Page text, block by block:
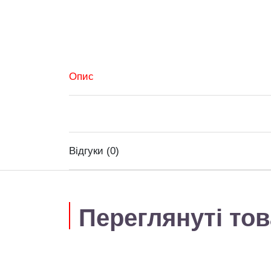
Опис
Відгуки (0)
Переглянуті